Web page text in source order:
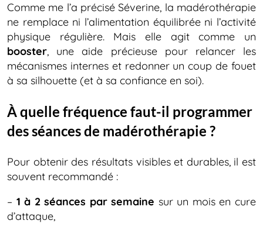
Comme me l’a précisé Séverine, la madérothérapie
ne remplace ni l’alimentation équilibrée ni l’activité
physique régulière. Mais elle agit comme un
booster, une aide précieuse pour relancer les
mécanismes internes et redonner un coup de fouet
à sa silhouette (et à sa confiance en soi).
À quelle fréquence faut-il programmer
des séances de madérothérapie ?
Pour obtenir des résultats visibles et durables, il est
souvent recommandé :
– 1 à 2 séances par semaine sur un mois en cure
d’attaque,